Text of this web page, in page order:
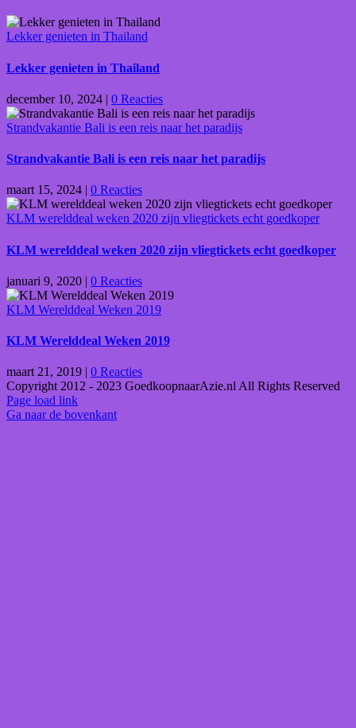
Lekker genieten in Thailand
Lekker genieten in Thailand
december 10, 2024 | 0 Reacties
Strandvakantie Bali is een reis naar het paradijs
Strandvakantie Bali is een reis naar het paradijs
maart 15, 2024 | 0 Reacties
KLM werelddeal weken 2020 zijn vliegtickets echt goedkoper
KLM werelddeal weken 2020 zijn vliegtickets echt goedkoper
januari 9, 2020 | 0 Reacties
KLM Werelddeal Weken 2019
KLM Werelddeal Weken 2019
maart 21, 2019 | 0 Reacties
Copyright 2012 - 2023 GoedkoopnaarAzie.nl All Rights Reserved
Page load link
Ga naar de bovenkant